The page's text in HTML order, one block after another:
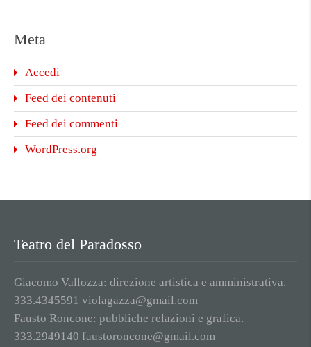
Meta
Accedi
Feed dei contenuti
Feed dei commenti
WordPress.org
Teatro del Paradosso
Giacomo Vallozza: direzione artistica e amministrativa.
333.4345591 violagazza@gmail.com
Fausto Roncone: pubbliche relazioni e grafica.
333.2949140 faustoroncone@gmail.com